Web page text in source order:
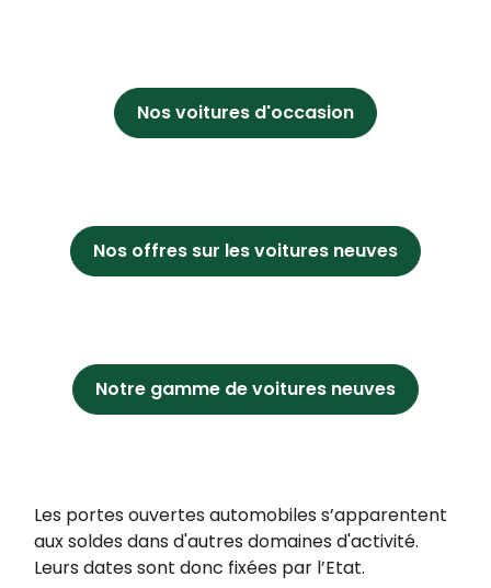
Nos voitures d'occasion
Nos offres sur les voitures neuves
Notre gamme de voitures neuves
Les portes ouvertes automobiles s’apparentent
aux soldes dans d'autres domaines d'activité.
Leurs dates sont donc fixées par l’Etat.